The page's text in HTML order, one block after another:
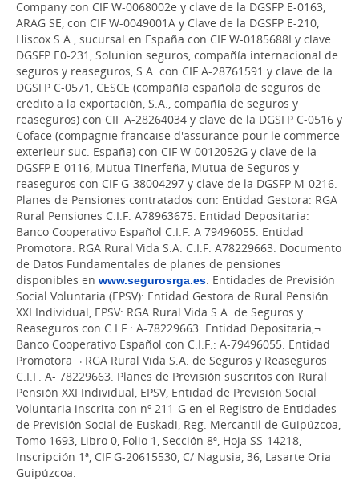
Company con CIF W-0068002e y clave de la DGSFP E-0163,
ARAG SE, con CIF W-0049001A y Clave de la DGSFP E-210,
Hiscox S.A., sucursal en España con CIF W-0185688I y clave
DGSFP E0-231, Solunion seguros, compañía internacional de
seguros y reaseguros, S.A. con CIF A-28761591 y clave de la
DGSFP C-0571, CESCE (compañía española de seguros de
crédito a la exportación, S.A., compañía de seguros y
reaseguros) con CIF A-28264034 y clave de la DGSFP C-0516 y
Coface (compagnie francaise d'assurance pour le commerce
exterieur suc. España) con CIF W-0012052G y clave de la
DGSFP E-0116, Mutua Tinerfeña, Mutua de Seguros y
reaseguros con CIF G-38004297 y clave de la DGSFP M-0216.
Planes de Pensiones contratados con: Entidad Gestora: RGA
Rural Pensiones C.I.F. A78963675. Entidad Depositaria:
Banco Cooperativo Español C.I.F. A 79496055. Entidad
Promotora: RGA Rural Vida S.A. C.I.F. A78229663. Documento
de Datos Fundamentales de planes de pensiones
disponibles en www.segurosrga.es. Entidades de Previsión
Social Voluntaria (EPSV): Entidad Gestora de Rural Pensión
XXI Individual, EPSV: RGA Rural Vida S.A. de Seguros y
Reaseguros con C.I.F.: A-78229663. Entidad Depositaria,¬
Banco Cooperativo Español con C.I.F.: A-79496055. Entidad
Promotora ¬ RGA Rural Vida S.A. de Seguros y Reaseguros
C.I.F. A- 78229663. Planes de Previsión suscritos con Rural
Pensión XXI Individual, EPSV, Entidad de Previsión Social
Voluntaria inscrita con nº 211-G en el Registro de Entidades
de Previsión Social de Euskadi, Reg. Mercantil de Guipúzcoa,
Tomo 1693, Libro 0, Folio 1, Sección 8ª, Hoja SS-14218,
Inscripción 1ª, CIF G-20615530, C/ Nagusia, 36, Lasarte Oria
Guipúzcoa.